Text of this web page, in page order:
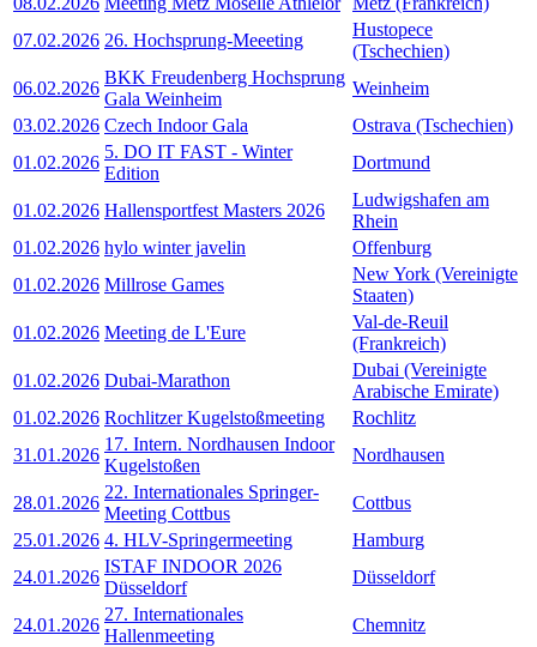
07.02.2026 26. Hochsprung-Meeeting
Hustopece
(Tschechien)
06.02.2026
BKK Freudenberg Hochsprung
Gala Weinheim
Weinheim
03.02.2026 Czech Indoor Gala
Ostrava (Tschechien)
01.02.2026
5. DO IT FAST - Winter
Edition
Dortmund
01.02.2026 Hallensportfest Masters 2026
Ludwigshafen am
Rhein
01.02.2026 hylo winter javelin
Offenburg
01.02.2026 Millrose Games
New York (Vereinigte
Staaten)
01.02.2026 Meeting de L'Eure
Val-de-Reuil
(Frankreich)
01.02.2026 Dubai-Marathon
Dubai (Vereinigte
Arabische Emirate)
01.02.2026 Rochlitzer Kugelstoßmeeting
Rochlitz
31.01.2026
17. Intern. Nordhausen Indoor
Kugelstoßen
Nordhausen
28.01.2026
22. Internationales Springer-
Meeting Cottbus
Cottbus
25.01.2026 4. HLV-Springermeeting
Hamburg
24.01.2026
ISTAF INDOOR 2026
Düsseldorf
Düsseldorf
24.01.2026
27. Internationales
Hallenmeeting
Chemnitz